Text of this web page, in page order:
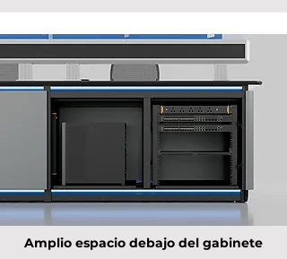
Amplio espacio debajo del gabinete